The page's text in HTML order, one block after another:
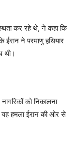
कर रहे थे, ने कहा कि
ईरान ने परमाणु हथियार
थी।
को निकालना
यह हमला ईरान की ओर से